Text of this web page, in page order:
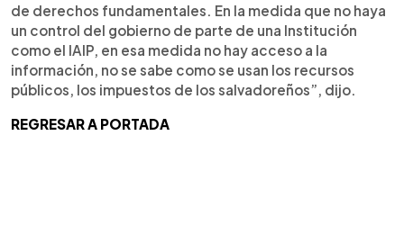
de derechos fundamentales. En la medida que no haya
un control del gobierno de parte de una Institución
como el IAIP, en esa medida no hay acceso a la
información, no se sabe como se usan los recursos
públicos, los impuestos de los salvadoreños”, dijo.
REGRESAR A PORTADA